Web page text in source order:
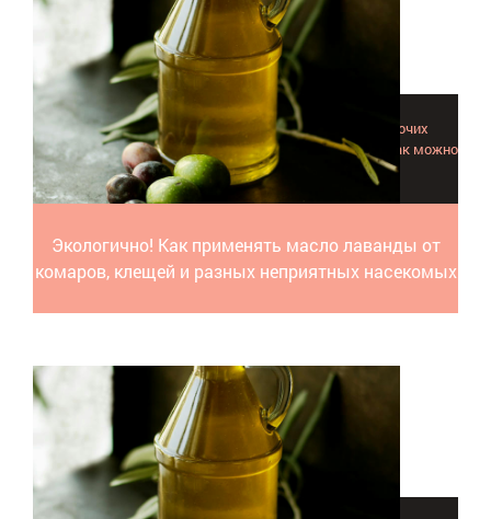
Экологично! Как применять масло лаванды от
комаров, клещей и разных неприятных насекомых
Масло лаванды помогает от комаров, клещей и прочих
вредных насекомых и кровососущих паразитов. Вот как можно
вести борьбу - экологично и натурально!